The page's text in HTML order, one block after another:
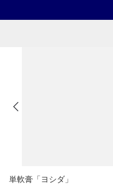
単軟膏「ヨシダ」